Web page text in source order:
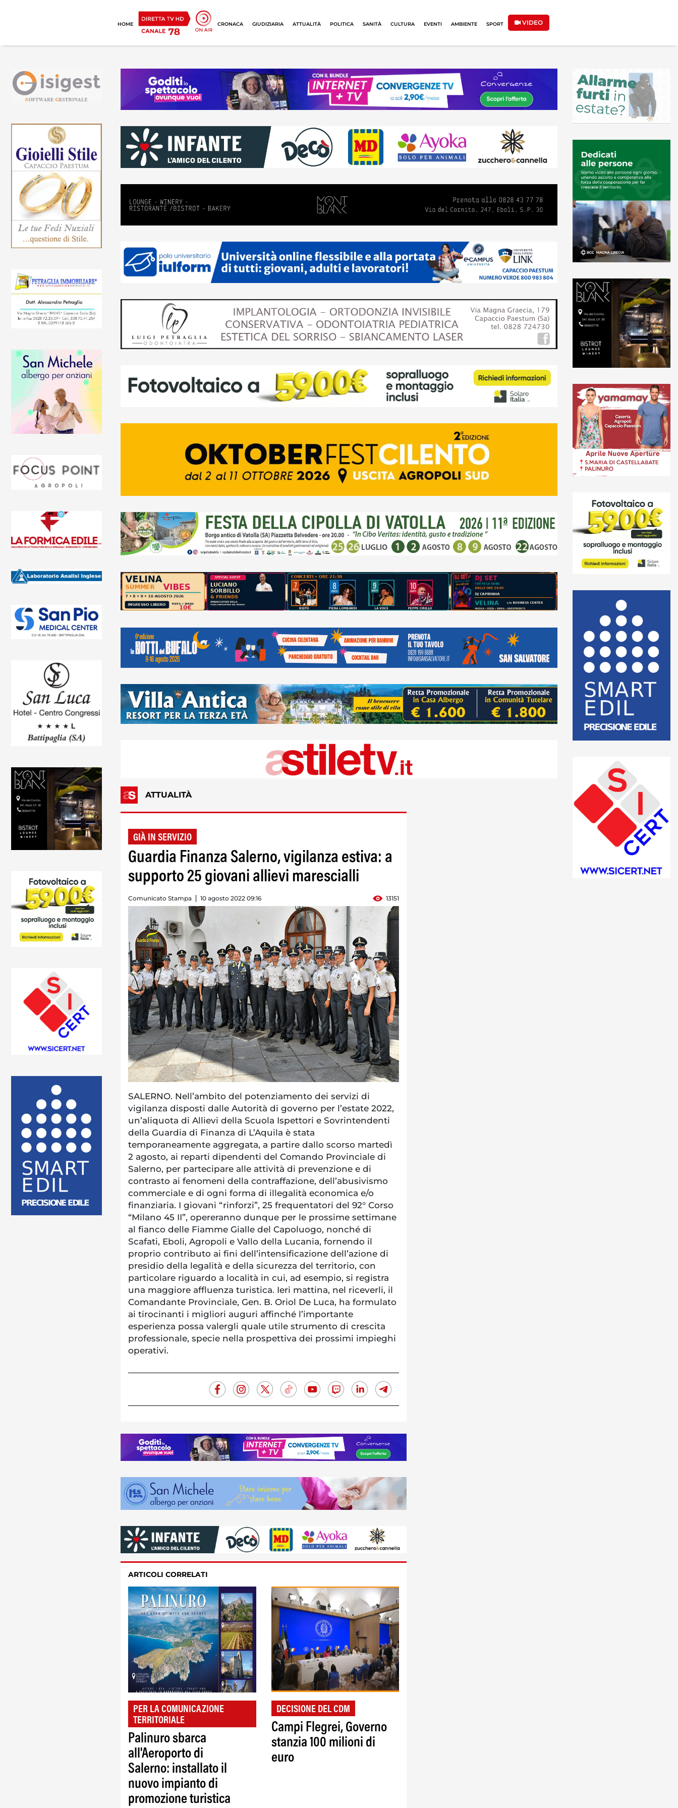
HOME CRONACA GIUDIZIARIA ATTUALITÀ POLITICA SANITÀ CULTURA EVENTI AMBIENTE SPORT VIDEO
ATTUALITÀ
GIÀ IN SERVIZIO
Guardia Finanza Salerno, vigilanza estiva: a
supporto 25 giovani allievi marescialli
Comunicato Stampa 10 agosto 2022 09:16 13151
SALERNO. Nell’ambito del potenziamento dei servizi di
vigilanza disposti dalle Autorità di governo per l’estate 2022,
un’aliquota di Allievi della Scuola Ispettori e Sovrintendenti
della Guardia di Finanza di L’Aquila è stata
temporaneamente aggregata, a partire dallo scorso martedì
2 agosto, ai reparti dipendenti del Comando Provinciale di
Salerno, per partecipare alle attività di prevenzione e di
contrasto ai fenomeni della contraffazione, dell’abusivismo
commerciale e di ogni forma di illegalità economica e/o
finanziaria. I giovani “rinforzi”, 25 frequentatori del 92° Corso
“Milano 45 II”, opereranno dunque per le prossime settimane
al fianco delle Fiamme Gialle del Capoluogo, nonché di
Scafati, Eboli, Agropoli e Vallo della Lucania, fornendo il
proprio contributo ai fini dell’intensificazione dell’azione di
presidio della legalità e della sicurezza del territorio, con
particolare riguardo a località in cui, ad esempio, si registra
una maggiore affluenza turistica. Ieri mattina, nel riceverli, il
Comandante Provinciale, Gen. B. Oriol De Luca, ha formulato
ai tirocinanti i migliori auguri affinché l’importante
esperienza possa valergli quale utile strumento di crescita
professionale, specie nella prospettiva dei prossimi impieghi
operativi.
ARTICOLI CORRELATI
PER LA COMUNICAZIONE
TERRITORIALE
Palinuro sbarca
all'Aeroporto di
Salerno: installato il
nuovo impianto di
promozione turistica
DECISIONE DEL CDM
Campi Flegrei, Governo
stanzia 100 milioni di
euro